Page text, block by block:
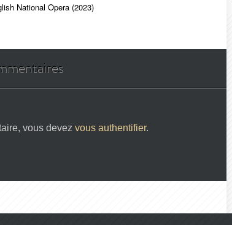
National Opera (2023)
vous devez vous authentifier.